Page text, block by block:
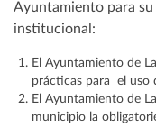
Ayuntamiento para
institucional:
El Ayuntamiento de
prácticas para el uso
El Ayuntamiento de
municipio la